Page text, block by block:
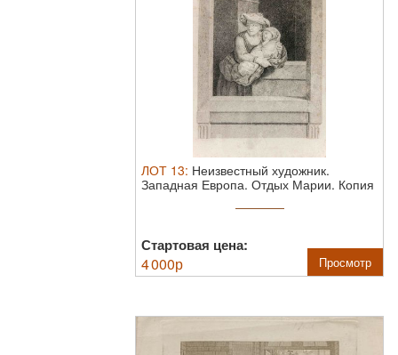
ЛОТ 13: Неизвестный художник.
Западная Европа. Отдых Марии. Копия
Стартовая цена:
4 000р Просмотр